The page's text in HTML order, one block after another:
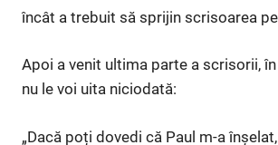
încât a trebuit să sprijin scrisoarea
Apoi a venit ultima parte a scrisorii,
nu le voi uita niciodată:
„Dacă poți dovedi că Paul m-a